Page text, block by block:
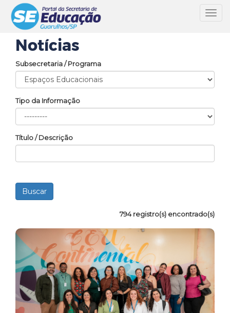
Notícias
Subsecretaria / Programa
Tipo da Informação
Título / Descrição
794 registro(s) encontrado(s)